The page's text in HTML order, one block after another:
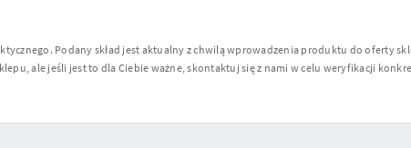
Podany skład jest aktualny z chwilą wprowadzenia produktu do oferty
ale jeśli jest to dla Ciebie ważne, skontaktuj się z nami w celu weryfikacji